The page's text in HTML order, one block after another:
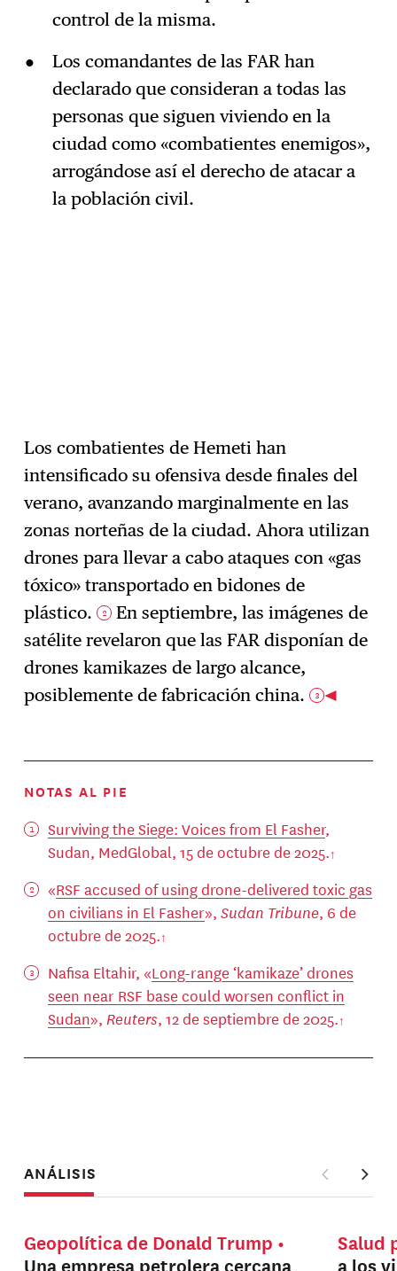
control de la misma.
Los comandantes de las FAR han
declarado que consideran a todas las
personas que siguen viviendo en la
ciudad como «combatientes enemigos»,
arrogándose así el derecho de atacar a
la población civil.
Los combatientes de Hemeti han
intensificado su ofensiva desde finales del
verano, avanzando marginalmente en las
zonas norteñas de la ciudad. Ahora utilizan
drones para llevar a cabo ataques con «gas
tóxico» transportado en bidones de
plástico. 2
En septiembre, las imágenes de
satélite revelaron que las FAR disponían de
drones kamikazes de largo alcance,
posiblemente de fabricación china. 3
NOTAS AL PIE
Surviving the Siege: Voices from El Fasher,
Sudan, MedGlobal, 15 de octubre de 2025.
«RSF accused of using drone-delivered toxic gas
on civilians in El Fasher», Sudan Tribune, 6 de
octubre de 2025.
Nafisa Eltahir, «Long-range ‘kamikaze’ drones
seen near RSF base could worsen conflict in
Sudan», Reuters, 12 de septiembre de 2025.
ANÁLISIS
Geopolítica de Donald Trump
Una empresa petrolera cercana
Salud
a los